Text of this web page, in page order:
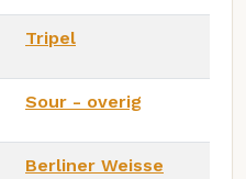
Tripel
Sour - overig
Berliner Weisse